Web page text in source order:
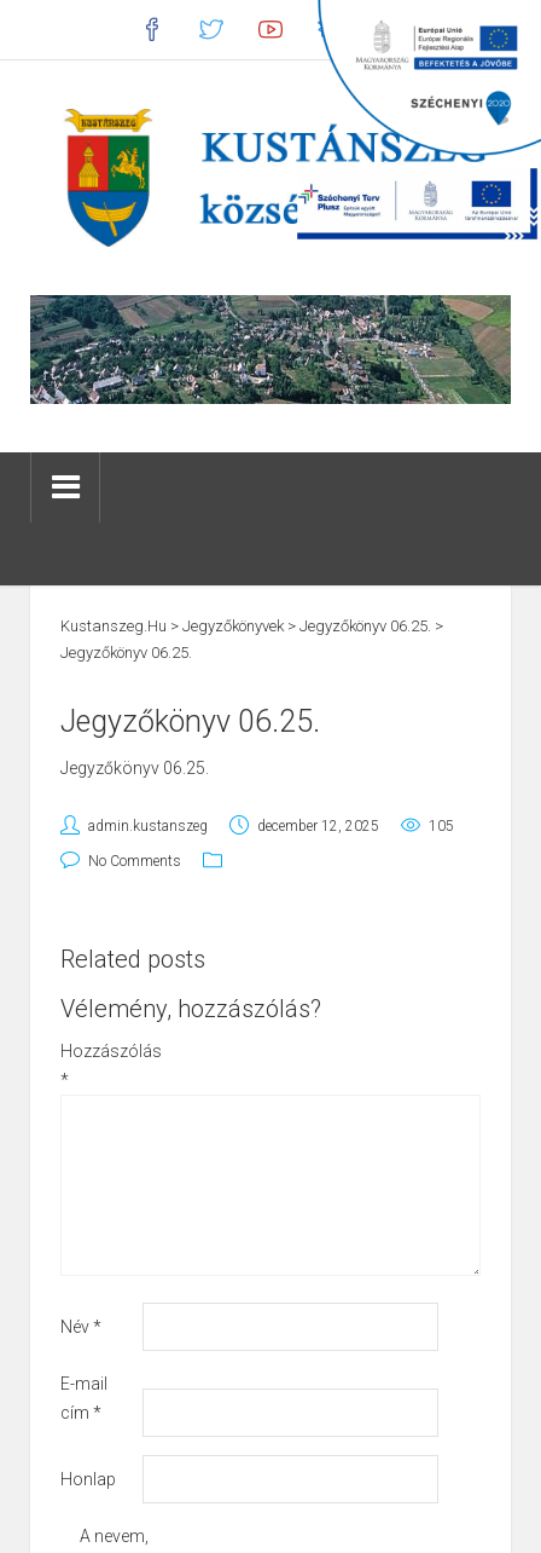
Kustanszeg.hu > Jegyzőkönyvek > Jegyzőkönyv 06.25. >
Jegyzőkönyv 06.25.
Jegyzőkönyv 06.25.
Jegyzőkönyv 06.25.
admin.kustanszeg december 12, 2025 105
No Comments
Related posts
Vélemény, hozzászólás?
Hozzászólás
*
Név*
E-mail
cím *
Honlap
A nevem,